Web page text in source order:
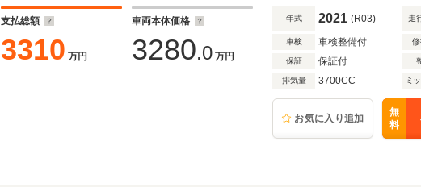
支払総額
3310 万円
車両本体価格
3280.0 万円
年式 2021 (R03) 走
車検 車検整備付
保証 保証付
排気量 3700CC ミ
お気に入り追加
無
料